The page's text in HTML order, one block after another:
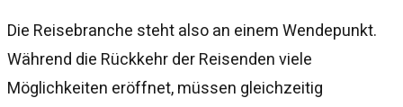
Die Reisebranche steht also an einem Wendepunkt.
Während die Rückkehr der Reisenden viele
Möglichkeiten eröffnet, müssen gleichzeitig